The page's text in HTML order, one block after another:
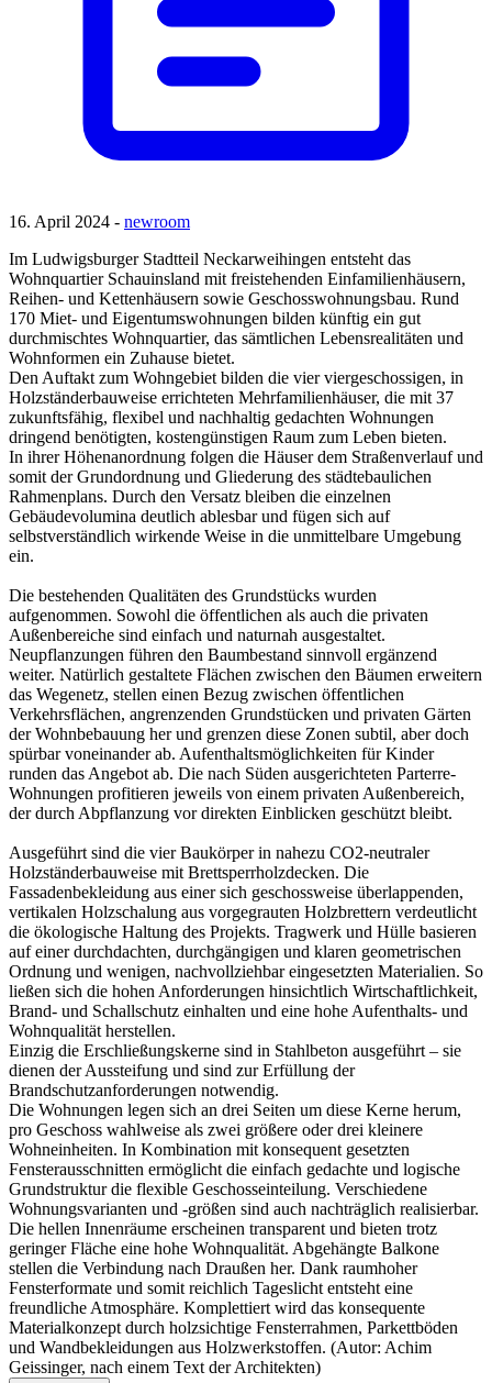
16. April 2024 - newroom
Im Ludwigsburger Stadtteil Neckarweihingen entsteht das
Wohnquartier Schauinsland mit freistehenden Einfamilienhäusern,
Reihen- und Kettenhäusern sowie Geschosswohnungsbau. Rund
170 Miet- und Eigentumswohnungen bilden künftig ein gut
durchmischtes Wohnquartier, das sämtlichen Lebensrealitäten und
Wohnformen ein Zuhause bietet.
Den Auftakt zum Wohngebiet bilden die vier viergeschossigen, in
Holzständerbauweise errichteten Mehrfamilienhäuser, die mit 37
zukunftsfähig, flexibel und nachhaltig gedachten Wohnungen
dringend benötigten, kostengünstigen Raum zum Leben bieten.
In ihrer Höhenanordnung folgen die Häuser dem Straßenverlauf und
somit der Grundordnung und Gliederung des städtebaulichen
Rahmenplans. Durch den Versatz bleiben die einzelnen
Gebäudevolumina deutlich ablesbar und fügen sich auf
selbstverständlich wirkende Weise in die unmittelbare Umgebung
ein.
Die bestehenden Qualitäten des Grundstücks wurden
aufgenommen. Sowohl die öffentlichen als auch die privaten
Außenbereiche sind einfach und naturnah ausgestaltet.
Neupflanzungen führen den Baumbestand sinnvoll ergänzend
weiter. Natürlich gestaltete Flächen zwischen den Bäumen erweitern
das Wegenetz, stellen einen Bezug zwischen öffentlichen
Verkehrsflächen, angrenzenden Grundstücken und privaten Gärten
der Wohnbebauung her und grenzen diese Zonen subtil, aber doch
spürbar voneinander ab. Aufenthaltsmöglichkeiten für Kinder
runden das Angebot ab. Die nach Süden ausgerichteten Parterre-
Wohnungen profitieren jeweils von einem privaten Außenbereich,
der durch Abpflanzung vor direkten Einblicken geschützt bleibt.
Ausgeführt sind die vier Baukörper in nahezu CO2-neutraler
Holzständerbauweise mit Brettsperrholzdecken. Die
Fassadenbekleidung aus einer sich geschossweise überlappenden,
vertikalen Holzschalung aus vorgegrauten Holzbrettern verdeutlicht
die ökologische Haltung des Projekts. Tragwerk und Hülle basieren
auf einer durchdachten, durchgängigen und klaren geometrischen
Ordnung und wenigen, nachvollziehbar eingesetzten Materialien. So
ließen sich die hohen Anforderungen hinsichtlich Wirtschaftlichkeit,
Brand- und Schallschutz einhalten und eine hohe Aufenthalts- und
Wohnqualität herstellen.
Einzig die Erschließungskerne sind in Stahlbeton ausgeführt – sie
dienen der Aussteifung und sind zur Erfüllung der
Brandschutzanforderungen notwendig.
Die Wohnungen legen sich an drei Seiten um diese Kerne herum,
pro Geschoss wahlweise als zwei größere oder drei kleinere
Wohneinheiten. In Kombination mit konsequent gesetzten
Fensterausschnitten ermöglicht die einfach gedachte und logische
Grundstruktur die flexible Geschosseinteilung. Verschiedene
Wohnungsvarianten und -größen sind auch nachträglich realisierbar.
Die hellen Innenräume erscheinen transparent und bieten trotz
geringer Fläche eine hohe Wohnqualität. Abgehängte Balkone
stellen die Verbindung nach Draußen her. Dank raumhoher
Fensterformate und somit reichlich Tageslicht entsteht eine
freundliche Atmosphäre. Komplettiert wird das konsequente
Materialkonzept durch holzsichtige Fensterrahmen, Parkettböden
und Wandbekleidungen aus Holzwerkstoffen. (Autor: Achim
Geissinger, nach einem Text der Architekten)